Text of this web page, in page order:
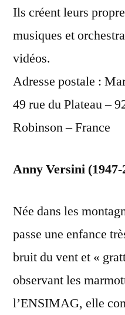
Ils créent leurs
musiques et
vidéos.
Adresse postale :
49 rue du Plateau –
Robinson – France
Anny Versini (1947-
Née dans les
passe une enfance
bruit du vent et «
observant les
l’ENSIMAG, elle